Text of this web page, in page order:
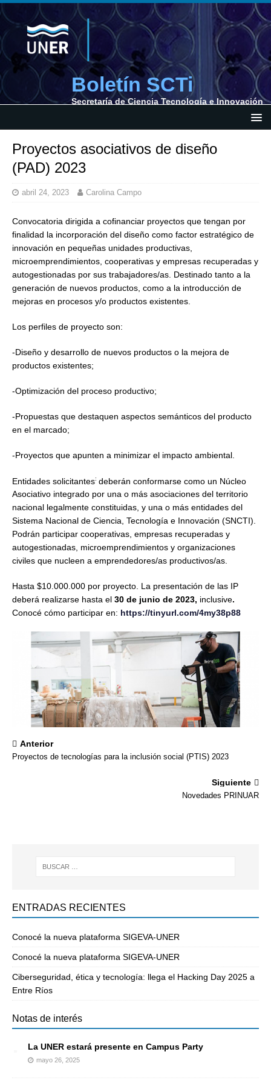
Boletín SCTi
Secretaría de Ciencia Tecnología e Innovación
Proyectos asociativos de diseño
(PAD) 2023
abril 24, 2023 Carolina Campo
Convocatoria dirigida a cofinanciar proyectos que tengan por
finalidad la incorporación del diseño como factor estratégico de
innovación en pequeñas unidades productivas,
microemprendimientos, cooperativas y empresas recuperadas y
autogestionadas por sus trabajadores/as. Destinado tanto a la
generación de nuevos productos, como a la introducción de
mejoras en procesos y/o productos existentes.
Los perfiles de proyecto son:
-Diseño y desarrollo de nuevos productos o la mejora de
productos existentes;
-Optimización del proceso productivo;
-Propuestas que destaquen aspectos semánticos del producto
en el marcado;
-Proyectos que apunten a minimizar el impacto ambiental.
Entidades solicitantes: deberán conformarse como un Núcleo
Asociativo integrado por una o más asociaciones del territorio
nacional legalmente constituidas, y una o más entidades del
Sistema Nacional de Ciencia, Tecnología e Innovación (SNCTI).
Podrán participar cooperativas, empresas recuperadas y
autogestionadas, microemprendimientos y organizaciones
civiles que nucleen a emprendedores/as productivos/as.
Hasta $10.000.000 por proyecto. La presentación de las IP
deberá realizarse hasta el 30 de junio de 2023, inclusive.
Conocé cómo participar en: https://tinyurl.com/4my38p88
Anterior
Proyectos de tecnologías para la inclusión social (PTIS) 2023
Siguiente
Novedades PRINUAR
ENTRADAS RECIENTES
Conocé la nueva plataforma SIGEVA-UNER
Conocé la nueva plataforma SIGEVA-UNER
Ciberseguridad, ética y tecnología: llega el Hacking Day 2025 a
Entre Ríos
Notas de interés
La UNER estará presente en Campus Party
mayo 26, 2025